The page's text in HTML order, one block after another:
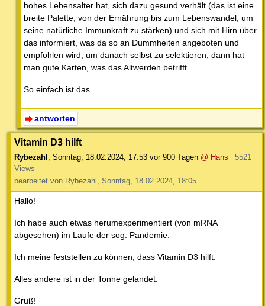
hohes Lebensalter hat, sich dazu gesund verhält (das ist eine
breite Palette, von der Ernährung bis zum Lebenswandel, um
seine natürliche Immunkraft zu stärken) und sich mit Hirn über
das informiert, was da so an Dummheiten angeboten und
empfohlen wird, um danach selbst zu selektieren, dann hat
man gute Karten, was das Altwerden betrifft.
So einfach ist das.
antworten
Vitamin D3 hilft
Rybezahl Sonntag, 18.02.2024, 17:53 vor 900 Tagen @ Hans
5521
Views
bearbeitet von Rybezahl, Sonntag, 18.02.2024, 18:05
Hallo!
Ich habe auch etwas herumexperimentiert (von mRNA
abgesehen) im Laufe der sog. Pandemie.
Ich meine feststellen zu können, dass Vitamin D3 hilft.
Alles andere ist in der Tonne gelandet.
Gruß!